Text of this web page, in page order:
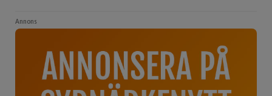
Annons